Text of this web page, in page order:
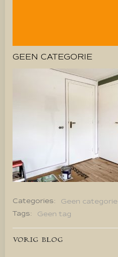
GEEN CATEGORIE
Categories:
Geen categorie
Tags:
Geen tag
Bericht
VORIG BLOG